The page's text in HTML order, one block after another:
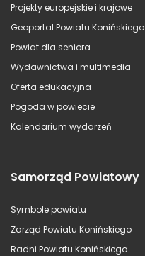
Projekty europejskie i krajowe
Geoportal Powiatu Konińskiego
Powiat dla seniora
Wydawnictwa i multimedia
Oferta edukacyjna
Pogoda w powiecie
Kalendarium wydarzeń
Samorząd Powiatowy
Symbole powiatu
Zarząd Powiatu Konińskiego
Radni Powiatu Konińskiego